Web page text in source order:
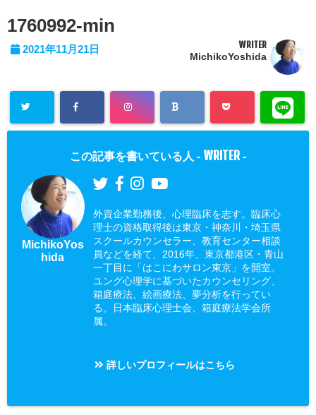
1760992-min
2021年11月21日 WRITER
MichikoYoshida
この記事を書いている人 - WRITER -
MichikoYos
hida
外資企業勤務後、心理臨床を志す。臨床心
理士の資格取得後は東京・神奈川・埼玉県
スクールカウンセラー、教育センター相談
員などを経て、2016年、東京都港区・青山
一丁目に「はこにわサロン東京」を開室。
ユング心理学に基づいたカウンセリング、
箱庭療法、絵画療法、夢分析を行ってい
る。日本臨床心理士会、箱庭療法学会所
属。
詳しいプロフィールはこちら